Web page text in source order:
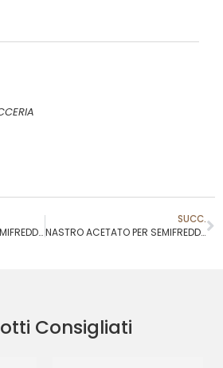
NASTRO ACETATO PER SEMIFREDDI H 30 MM
SUCC.
NASTRO ACETATO PER SEMIFREDDI H 50 MM
Consigliati